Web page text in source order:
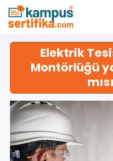
Elektrik
Montörlüğü